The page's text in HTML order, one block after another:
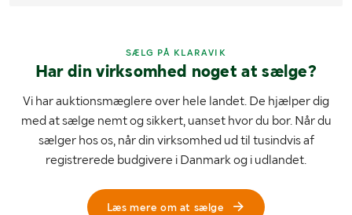
SÆLG PÅ KLARAVIK
Har din virksomhed noget at sælge?
Vi har auktionsmæglere over hele landet. De hjælper dig
med at sælge nemt og sikkert, uanset hvor du bor. Når du
sælger hos os, når din virksomhed ud til tusindvis af
registrerede budgivere i Danmark og i udlandet.
Læs mere om at sælge